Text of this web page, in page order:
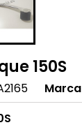
150S
Marca